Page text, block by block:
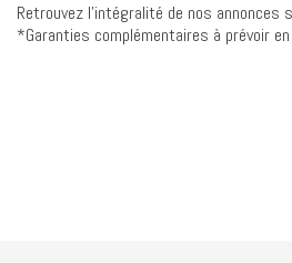
Retrouvez l’intégralité de nos
*Garanties complémentaires à prévoir